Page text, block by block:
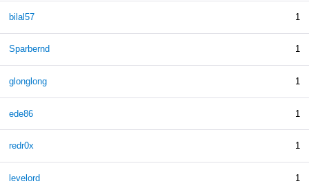
bilal57 1
Sparbernd 1
glonglong 1
ede86 1
redr0x 1
levelord 1